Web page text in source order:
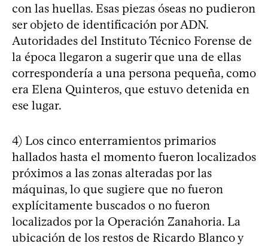
con las huellas. Esas piezas óseas no pudieron
ser objeto de identificación por ADN.
Autoridades del Instituto Técnico Forense de
la época llegaron a sugerir que una de ellas
correspondería a una persona pequeña, como
era Elena Quinteros, que estuvo detenida en
ese lugar.
4) Los cinco enterramientos primarios
hallados hasta el momento fueron localizados
próximos a las zonas alteradas por las
máquinas, lo que sugiere que no fueron
explícitamente buscados o no fueron
localizados por la Operación Zanahoria. La
ubicación de los restos de Ricardo Blanco y